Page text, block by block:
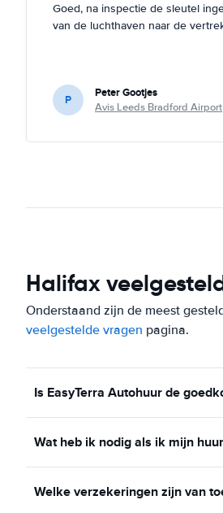
Goed, na inspectie de sleutel
van de luchthaven naar de
P Peter Gootjes
Avis Leeds Bradford Airport
Halifax
Onderstaand zijn de meest
veelgestelde vragen pagina.
Is EasyTerra Autohuur de
Wat heb ik nodig als ik mijn
Welke verzekeringen zijn van